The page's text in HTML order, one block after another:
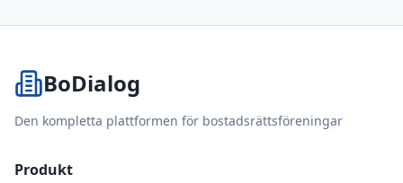
BoDialog
Den kompletta plattformen för bostadsrättsföreningar
Produkt